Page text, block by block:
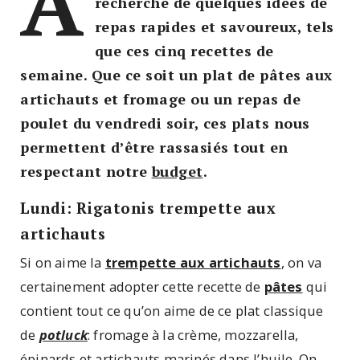
repas rapides et savoureux, tels
que ces cinq recettes de
semaine. Que ce soit un plat de pâtes aux
artichauts et fromage ou un repas de
poulet du vendredi soir, ces plats nous
permettent d’être rassasiés tout en
respectant notrebudget.
Lundi: Rigatonis trempette aux
artichauts
Si on aime la trempette aux artichauts, on va
certainement adopter cette recette de pâtes qui
contient tout ce qu’on aime de ce plat classique
de potluck: fromage à la crème, mozzarella,